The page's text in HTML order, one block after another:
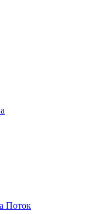
Поток